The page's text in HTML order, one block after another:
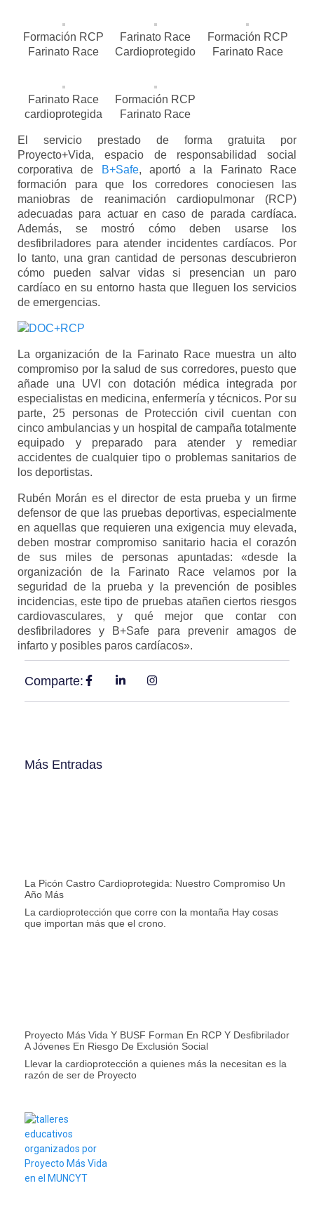
Formación RCP
Farinato Race
Farinato Race
Cardioprotegido
Formación RCP
Farinato Race
Farinato Race
cardioprotegida
Formación RCP
Farinato Race
El servicio prestado de forma gratuita por
Proyecto+Vida, espacio de responsabilidad social
corporativa de
B+Safe, aportó a la Farinato Race
formación para que los corredores conociesen las
maniobras de reanimación cardiopulmonar (RCP)
adecuadas para actuar en caso de parada cardíaca.
Además, se mostró cómo deben usarse los
desfibriladores para atender incidentes cardíacos. Por
lo tanto, una gran cantidad de personas descubrieron
cómo pueden salvar vidas si presencian un paro
cardíaco en su entorno hasta que lleguen los servicios
de emergencias.
La organización de la Farinato Race muestra un alto
compromiso por la salud de sus corredores, puesto que
añade una UVI con dotación médica integrada por
especialistas en medicina, enfermería y técnicos. Por su
parte, 25 personas de Protección civil cuentan con
cinco ambulancias y un hospital de campaña totalmente
equipado y preparado para atender y remediar
accidentes de cualquier tipo o problemas sanitarios de
los deportistas.
Rubén Morán es el director de esta prueba y un firme
defensor de que las pruebas deportivas, especialmente
en aquellas que requieren una exigencia muy elevada,
deben mostrar compromiso sanitario hacia el corazón
de sus miles de personas apuntadas: «desde la
organización de la Farinato Race velamos por la
seguridad de la prueba y la prevención de posibles
incidencias, este tipo de pruebas atañen ciertos riesgos
cardiovasculares, y qué mejor que contar con
desfibriladores y B+Safe para prevenir amagos de
infarto y posibles paros cardíacos».
Comparte:
Más Entradas
La Picón Castro Cardioprotegida: Nuestro Compromiso Un
Año Más
La cardioprotección que corre con la montaña Hay cosas
que importan más que el crono.
Proyecto Más Vida Y BUSF Forman En RCP Y Desfibrilador
A Jóvenes En Riesgo De Exclusión Social
Llevar la cardioprotección a quienes más la necesitan es la
razón de ser de Proyecto